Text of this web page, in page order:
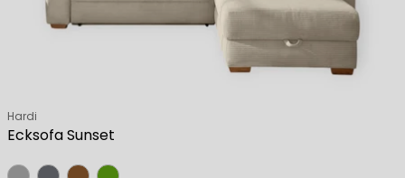
Ecksofa Sunset
Verkäufer:
Hardi